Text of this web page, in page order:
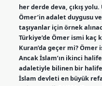
her derde deva, çıkış
Ömer’in adalet duygusu
taşıyanlar için örnek
Türkiye’de Ömer ismi kaç
Kuran’da geçer mi? Ömer
Ancak İslam’ın ikinci
adaletiyle bilinen bir
İslam devleti en büyük